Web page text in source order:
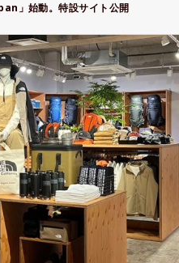
」始動。特設サイト公開